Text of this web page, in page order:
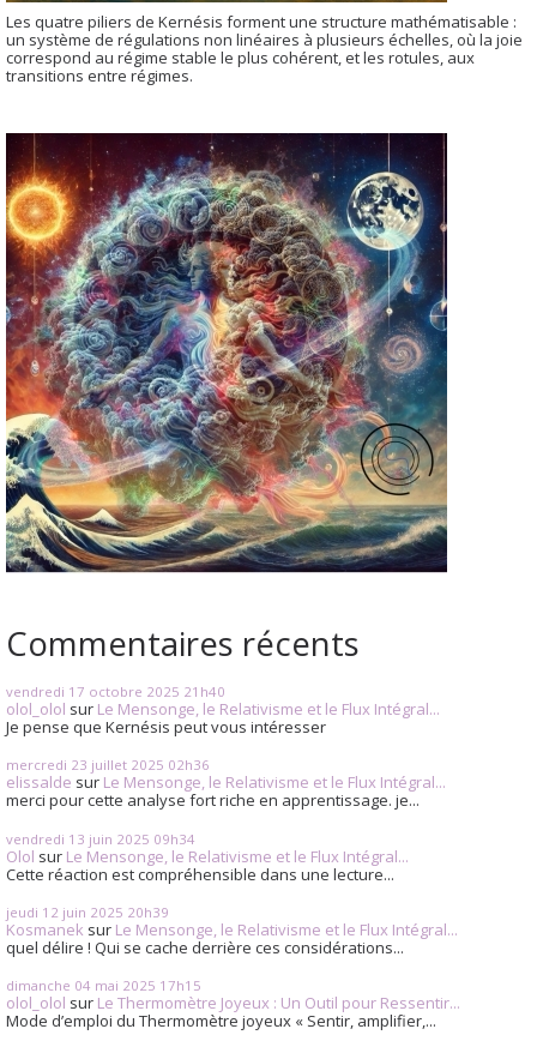
Les quatre piliers de Kernésis forment une structure mathématisable :
un système de régulations non linéaires à plusieurs échelles, où la joie
correspond au régime stable le plus cohérent, et les rotules, aux
transitions entre régimes.
Commentaires récents
vendredi 17 octobre 2025 21h40
olol_olol sur Le Mensonge, le Relativisme et le Flux Intégral...
Je pense que Kernésis peut vous intéresser
mercredi 23 juillet 2025 02h36
elissalde sur Le Mensonge, le Relativisme et le Flux Intégral...
merci pour cette analyse fort riche en apprentissage. je...
vendredi 13 juin 2025 09h34
Olol sur Le Mensonge, le Relativisme et le Flux Intégral...
Cette réaction est compréhensible dans une lecture...
jeudi 12 juin 2025 20h39
Kosmanek sur Le Mensonge, le Relativisme et le Flux Intégral...
quel délire ! Qui se cache derrière ces considérations...
dimanche 04 mai 2025 17h15
olol_olol sur Le Thermomètre Joyeux : Un Outil pour Ressentir...
Mode d’emploi du Thermomètre joyeux « Sentir, amplifier,...